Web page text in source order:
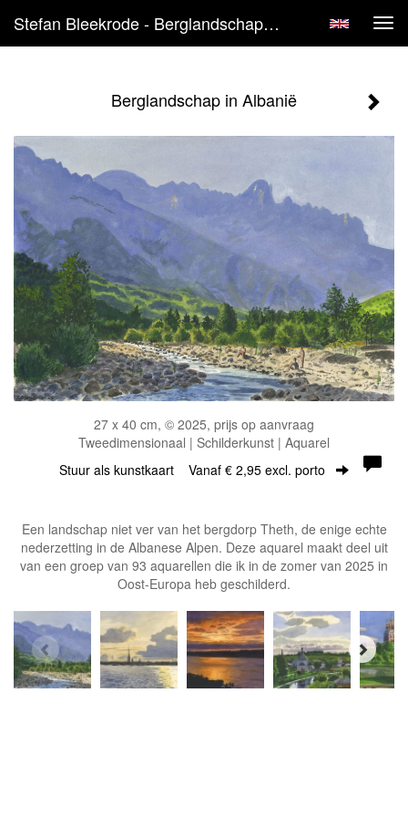
Stefan Bleekrode - Berglandschap In Albanië
Berglandschap in Albanië
27 x 40 cm, © 2025, prijs op aanvraag
Tweedimensionaal | Schilderkunst | Aquarel
Stuur als kunstkaart Vanaf € 2,95 excl. porto
Een landschap niet ver van het bergdorp Theth, de enige echte
nederzetting in de Albanese Alpen. Deze aquarel maakt deel uit
van een groep van 93 aquarellen die ik in de zomer van 2025 in
Oost-Europa heb geschilderd.